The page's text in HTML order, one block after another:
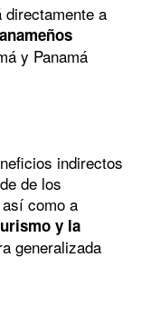
directamente a
y Panamá
indirectos
de los
como a
y la
generalizada